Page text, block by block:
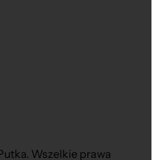
Wszelkie prawa